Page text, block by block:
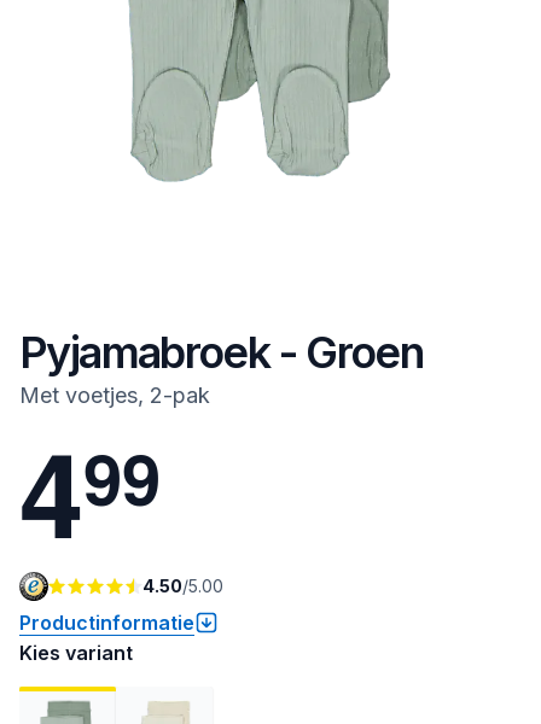
Pyjamabroek - Groen
Met voetjes, 2-pak
499
4.50/5.00
Productinformatie
Kies variant